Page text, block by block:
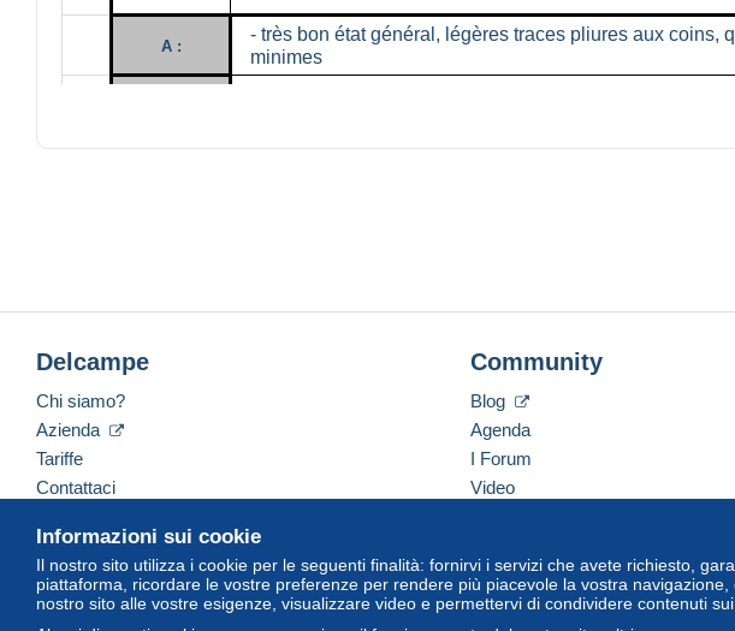
A :
- très bon état général, légères traces pliures aux coins,
minimes
Informazioni sui cookie
Il nostro sito utilizza i cookie per le seguenti finalità: fornirvi i servizi che avete richiesto,
piattaforma, ricordare le vostre preferenze per rendere più piacevole la vostra
nostro sito alle vostre esigenze, visualizzare video e permettervi di condividere contenuti
Delcampe
Chi siamo?
Azienda
Tariffe
Contattaci
Community
Blog
Agenda
I Forum
Video
Italiano USD America/Indiana/Vevay Versione standard